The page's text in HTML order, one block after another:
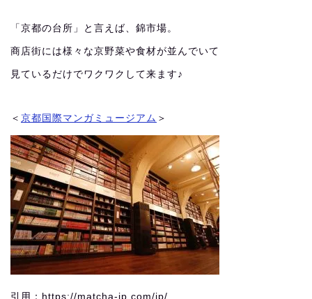
「京都の台所」と言えば、錦市場。
商店街には様々な京野菜や食材が並んでいて
見ているだけでワクワクして来ます♪
＜ 京都国際マンガミュージアム ＞
引用：https://matcha-jp.com/jp/